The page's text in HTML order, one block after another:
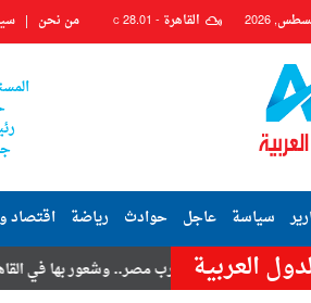
القاهرة - 28.01
C من نحن
سياسة عاجل حوادث رياضة اقتصاد
العربية
تضرب مصر.. وشعور بها في القاهرة وعدة